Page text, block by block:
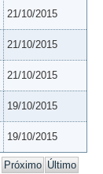
21/10/2015
21/10/2015
21/10/2015
19/10/2015
19/10/2015
Próximo Último